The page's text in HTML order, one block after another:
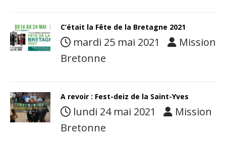
C’était la Fête de la Bretagne 2021
mardi 25 mai 2021
Mission
Bretonne
A revoir : Fest-deiz de la Saint-Yves
lundi 24 mai 2021
Mission
Bretonne